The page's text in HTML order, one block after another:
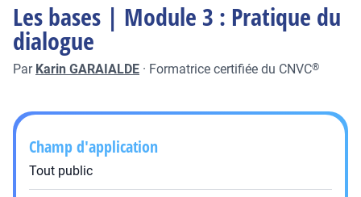
Les bases | Module 3 : Pratique du
dialogue
Par Karin GARAIALDE · Formatrice certifiée du CNVC®
Champ d'application
Tout public